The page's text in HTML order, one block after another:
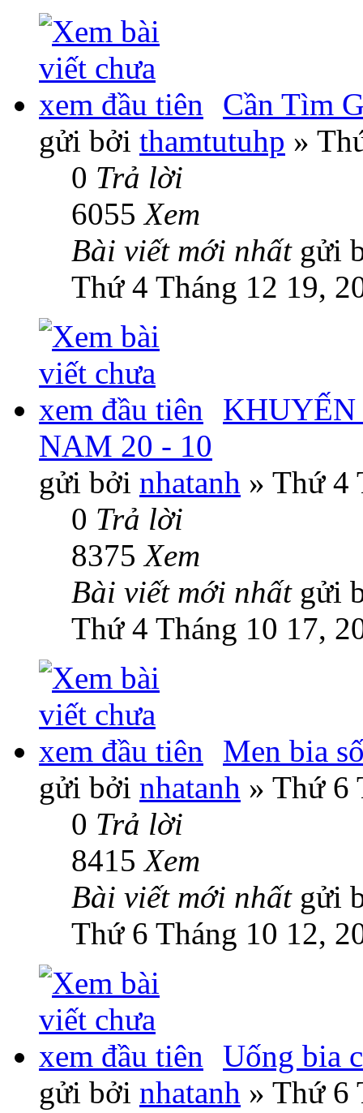
Cần Tìm
gửi bởi thamtutuhp »
0 Trả lời
6055Xem
Bài viết mới nhất gửi
Thứ 4 Tháng 12 19,
NAM 20 - 10
gửi bởi nhatanh » Thứ 4
0 Trả lời
8375Xem
Bài viết mới nhất gửi
Thứ 4 Tháng 10 17,
Men bia
gửi bởi nhatanh » Thứ 6
0 Trả lời
8415Xem
Bài viết mới nhất gửi
Thứ 6 Tháng 10 12,
Uống bia
gửi bởi nhatanh » Thứ 6